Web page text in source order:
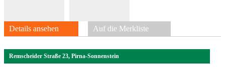
Details ansehen Auf die Merkliste
Remscheider Straße 23, Pirna-Sonnenstein